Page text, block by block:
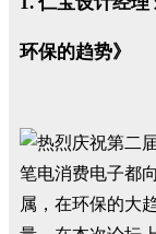
环保的趋势》
笔电消费电子都
属，在环保的大